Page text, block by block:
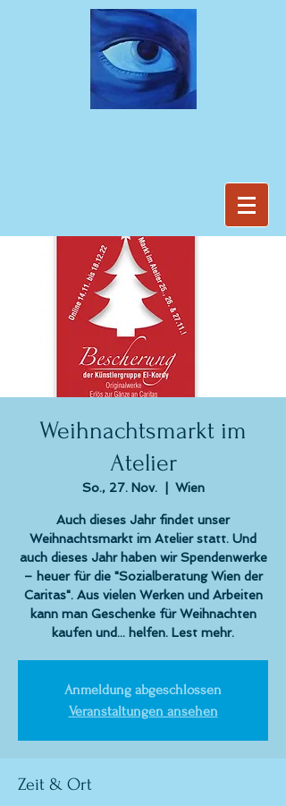
Weihnachtsmarkt im
Atelier
So., 27. Nov.
  |
Wien
Auch dieses Jahr findet unser
Weihnachtsmarkt im Atelier statt. Und
auch dieses Jahr haben wir Spendenwerke
– heuer für die "Sozialberatung Wien der
Caritas". Aus vielen Werken und Arbeiten
kann man Geschenke für Weihnachten
kaufen und... helfen. Lest mehr.
Anmeldung abgeschlossen
Veranstaltungen ansehen
Zeit & Ort